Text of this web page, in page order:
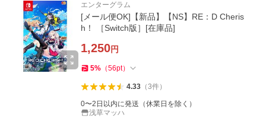
エンターグラム
[メール便OK]【新品】【NS】RE：D Cheris
h！ ［Switch版］[在庫品]
1,250円
5% （56pt）
4.33（3件）
0〜2日以内に発送（休業日を除く）
浅草マッハ